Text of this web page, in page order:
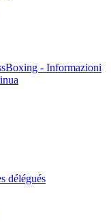
- Informazioni
délégués